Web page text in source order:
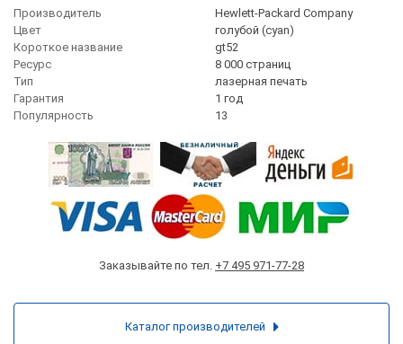
Производитель
Hewlett-Packard Company
Цвет
голубой (cyan)
Короткое название
gt52
Ресурс
8 000 страниц
Тип
лазерная печать
Гарантия
1 год
Популярность
13
Заказывайте по тел. +7 495 971-77-28